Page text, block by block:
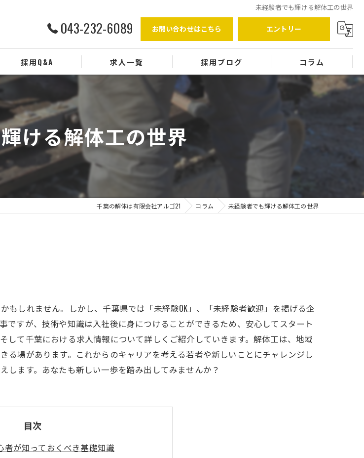
未経験者でも輝ける解体工の世界
043-232-6089 お問い合わせはこちら エントリー
採用Q&A 求人一覧 採用ブログ コラム
ける解体工の世界
千葉の解体は有限会社アルゴ21 コラム 未経験者でも輝ける解体工の世界
しれません。しかし、千葉県では「未経験OK」、「未経験者歓迎」を掲げる企
すが、技術や知識は入社後に身につけることができるため、安心してスタート
て千葉における求人情報について詳しくご紹介していきます。解体工は、地域
場があります。これからのキャリアを考える若者や新しいことにチャレンジし
します。あなたも新しい一歩を踏み出してみませんか？
目次
者が知っておくべき基礎知識